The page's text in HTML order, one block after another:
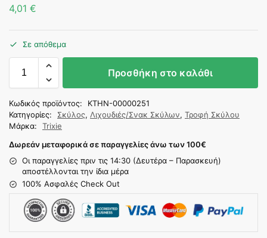
4,01 €
Σε απόθεμα
Προσθήκη στο καλάθι
Κωδικός προϊόντος:
KTHN-00000251
Κατηγορίες:
Σκύλος, Λιχουδιές/Σνακ Σκύλων, Τροφή Σκύλου
Μάρκα:
Trixie
Δωρεάν μεταφορικά σε παραγγελίες άνω των 100€
Οι παραγγελίες πριν τις 14:30 (Δευτέρα – Παρασκευή)
αποστέλλονται την ίδια μέρα
100% Ασφαλές Check Out